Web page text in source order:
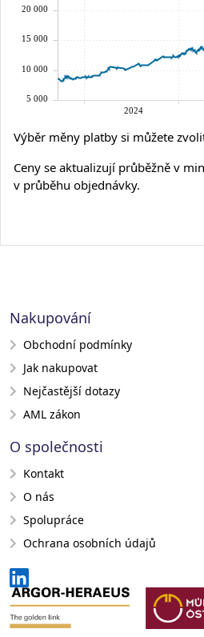
Výběr měny platby si můžete
Ceny se aktualizují průběžně v
v průběhu objednávky.
Nakupování
Obchodní podmínky
Jak nakupovat
Nejčastější dotazy
AML zákon
O společnosti
Kontakt
O nás
Spolupráce
Ochrana osobních údajů